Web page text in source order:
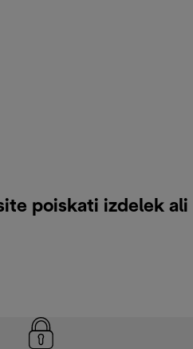
poiskati izdelek ali